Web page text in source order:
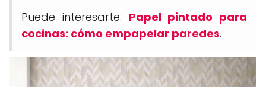
Puede interesarte: Papel pintado para
cocinas: cómo empapelar paredes.